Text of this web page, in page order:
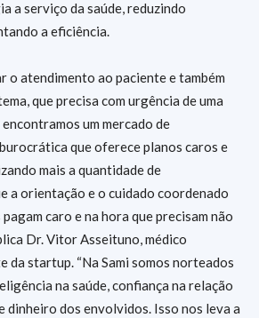
a serviço da saúde, reduzindo
a eficiência.
o atendimento ao paciente e também
que precisa com urgência de uma
um mercado de
que oferece planos caros e
mais a quantidade de
a orientação e o cuidado coordenado
caro e na hora que precisam não
Dr. Vitor Asseituno, médico
da startup. “Na Sami somos norteados
na saúde, confiança na relação
dinheiro dos envolvidos. Isso nos leva a